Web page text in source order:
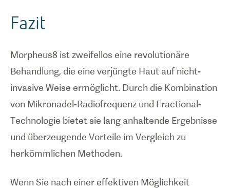
Fazit
Morpheus8 ist zweifellos eine revolutionäre
Behandlung, die eine verjüngte Haut auf nicht-
invasive Weise ermöglicht. Durch die Kombination
von Mikronadel-Radiofrequenz und Fractional-
Technologie bietet sie lang anhaltende Ergebnisse
und überzeugende Vorteile im Vergleich zu
herkömmlichen Methoden.
Wenn Sie nach einer effektiven Möglichkeit